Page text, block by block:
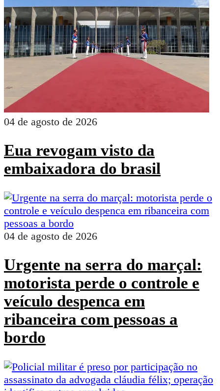
04 de agosto de 2026
Eua revogam visto da
embaixadora do brasil
04 de agosto de 2026
Urgente na serra do marçal:
motorista perde o controle e
veículo despenca em
ribanceira com pessoas a
bordo